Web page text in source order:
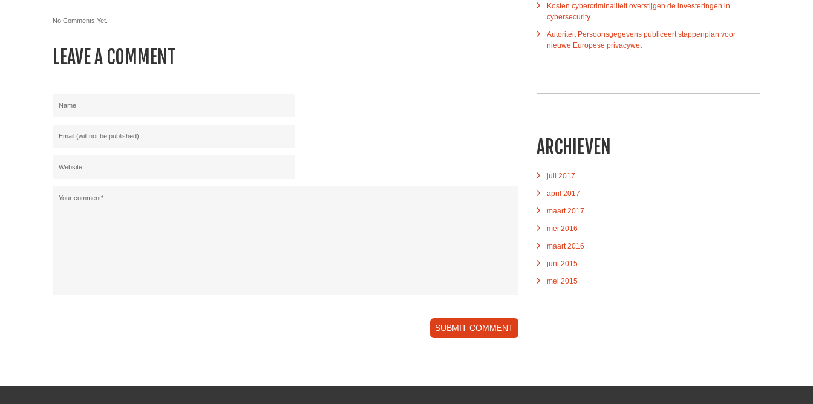
No Comments Yet.
LEAVE A COMMENT
Kosten cybercriminaliteit overstijgen de investeringen in
cybersecurity
Autoriteit Persoonsgegevens publiceert stappenplan voor
nieuwe Europese privacywet
ARCHIEVEN
juli 2017
april 2017
maart 2017
mei 2016
maart 2016
juni 2015
mei 2015